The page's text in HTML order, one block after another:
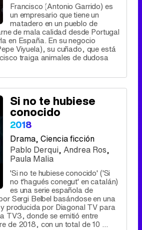
Francisco (Antonio Garrido) es
un empresario que tiene un
matadero en un pueblo de
de mala calidad desde Portugal
en España. En su negocio
Viyuela), su cuñado, que está
traiga animales de dudosa
Si no te hubiese
conocido
2018
Drama, Ciencia ficción
Pablo Derqui, Andrea Ros,
Paula Malia
'Si no te hubiese conocido' ('Si
no t'hagués conegut' en catalán)
es una serie española de
Sergi Belbel basándose en una
producida por Diagonal TV para
TV3, donde se emitió entre
de 2018, con un total de 10 ...